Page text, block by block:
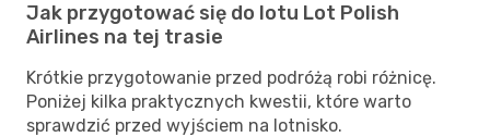
Jak przygotować się do lotu Lot Polish
Airlines na tej trasie
Krótkie przygotowanie przed podróżą robi różnicę.
Poniżej kilka praktycznych kwestii, które warto
sprawdzić przed wyjściem na lotnisko.